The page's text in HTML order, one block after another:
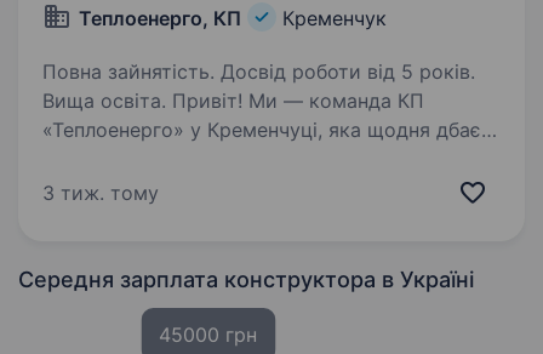
Теплоенерго, КП
Кременчук
Повна зайнятість. Досвід роботи від 5 років.
Вища освіта. Привіт! Ми — команда КП
«Теплоенерго» у Кременчуці, яка щодня дбає
міста. Якщо тобі близька ідея створювати
3 тиж. тому
Середня зарплата конструктора в Україні
45000 грн